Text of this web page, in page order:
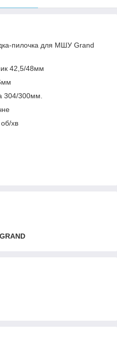
пилочка для МШУ Grand
42,5/48мм
304/300мм.
об/хв
GRAND